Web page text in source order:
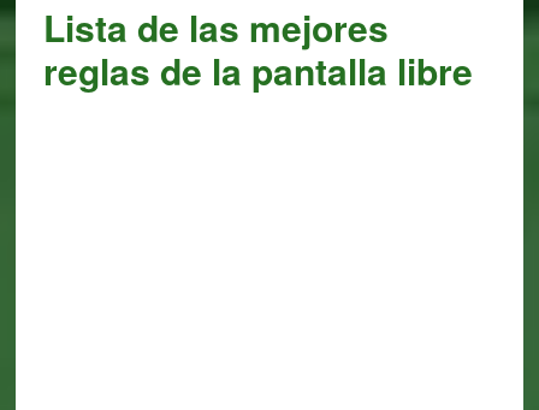
Lista de las mejores
reglas de la pantalla libre